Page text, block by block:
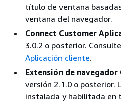
título de ventana
ventana del navegador.
Connect Customer
3.0.2 o posterior. Consulte
Aplicación cliente.
Extensión de
versión 2.1.0 o posterior.
instalada y habilitada en